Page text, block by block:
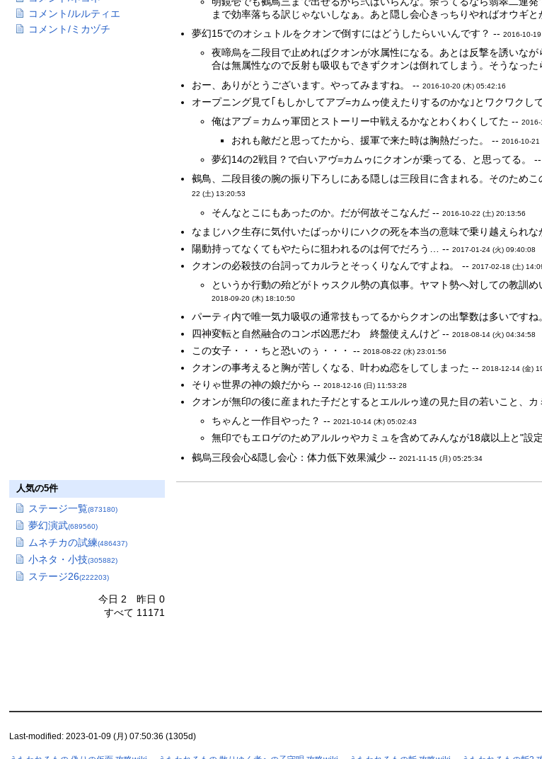
まで効率落ちる訳じゃないしなぁ。あと隠し会心きっちりやればオウギ
夢幻15でのオシュトルをクオンで倒すにはどうしたらいいんです？ --2016-10-
夜啼烏を二段目で止めればクオンが水属性になる。あとは反撃を誘いな
合は無属性なので反射も吸収もできずクオンは倒れてしまう。そうなっ
おー、ありがとうございます。やってみますね。 --2016-10-20 (木) 05:42:16
オープニング見て｢もしかしてアブ=カムゥ使えたりするのかな｣とワクワク
俺はアブ＝カムゥ軍団とストーリー中戦えるかなとわくわくしてた --2016-
おれも敵だと思ってたから、援軍で来た時は胸熱だった。 --2016-10-21
夢幻14の2戦目？で白いアヴ=カムゥにクオンが乗ってる、と思ってる。
鵺鳥、二段目後の腕の振り下ろしにある隠しは三段目に含まれる。そのため
22 (土) 13:20:53
そんなとこにもあったのか。だが何故そこなんだ --2016-10-22 (土) 20:13:56
なまじハク生存に気付いたばっかりにハクの死を本当の意味で乗り越えられ
陽動持ってなくてもやたらに狙われるのは何でだろう… --2017-01-24 (火) 09:40:08
クオンの必殺技の台詞ってカルラとそっくりなんですよね。 --2017-02-18 (土)
というか行動の殆どがトゥスクル勢の真似事。ヤマト勢へ対しての教訓
2018-09-20 (木) 18:10:50
パーティ内で唯一気力吸収の通常技もってるからクオンの出撃数は多いです
四神変転と自然融合のコンボ凶悪だわ 終盤使えんけど --2018-08-14 (火) 04:34:58
この女子・・・ちと恐いのぅ・・・ --2018-08-22 (水) 23:01:56
クオンの事考えると胸が苦しくなる、叶わぬ恋をしてしまった --2018-12-14 (金)
そりゃ世界の神の娘だから --2018-12-16 (日) 11:53:28
クオンが無印の後に産まれた子だとするとエルルゥ達の見た目の若いこと、
ちゃんと一作目やった？ --2021-10-14 (木) 05:02:43
無印でもエロゲのためアルルゥやカミュを含めてみんなが18歳以上と"
鵺烏三段会心&隠し会心：体力低下效果減少 --2021-11-15 (月) 05:25:34
コメント/ルルティエ
コメント/ミカヅチ
人気の5件
ステージ一覧(873180)
夢幻演武(689560)
ムネチカの試練(486437)
小ネタ・小技(305882)
ステージ26(222203)
今日 2 昨日 0
すべて 11171
Last-modified: 2023-01-09 (月) 07:50:36 (1305d)